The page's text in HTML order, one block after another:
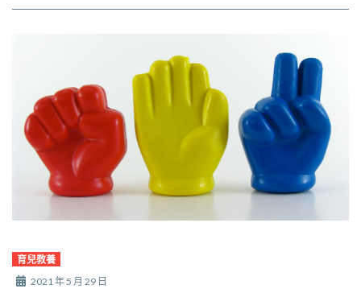
育兒教養
2021 年 5 月 29 日